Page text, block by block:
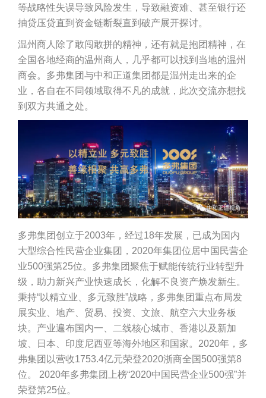
等战略性失误导致风险发生，导致融资难、甚至银行还
抽贷压贷直到资金链断裂直到破产展开探讨。
温州商人除了敢闯敢拼的精神，还有就是抱团精神，在
全国各地经商的温州商人，几乎都可以找到当地的温州
商会。多弗集团与中和正道集团都是温州走出来的企
业，各自在不同领域取得不凡的成就，此次交流亦想找
到双方共通之处。
多弗集团创立于2003年，经过18年发展，已成为国内
大型综合性民营企业集团，2020年集团位居中国民营企
业500强第25位。多弗集团聚焦于赋能传统行业转型升
级，助力新兴产业快速成长，化解不良资产焕发新生。
秉持“以精立业、多元致胜”战略，多弗集团重点布局发
展实业、地产、贸易、投资、文旅、航空六大业务板
块。产业遍布国内一、二线核心城市、香港以及新加
坡、日本、印度尼西亚等海外地区和国家。2020年，多
弗集团以营收1753.4亿元荣登2020浙商全国500强第8
位。 2020年多弗集团上榜“2020中国民营企业500强”并
荣登第25位。